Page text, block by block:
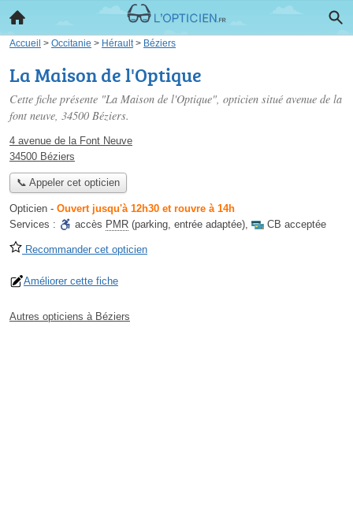
Accueil > Occitanie > Hérault> Béziers
La Maison de l'Optique
Cette fiche présente "La Maison de l'Optique", opticien situé avenue de la
font neuve, 34500 Béziers.
4 avenue de la Font Neuve
34500 Béziers
📞 Appeler cet opticien
Opticien - Ouvert jusqu'à 12h30 et rouvre à 14h
Services :
accès PMR (parking, entrée adaptée), CB acceptée
Recommander cet opticien
Améliorer cette fiche
Autres opticiens à Béziers